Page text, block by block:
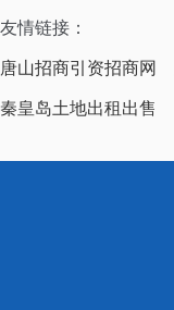
友情链接：
唐山招商引资招商网
秦皇岛土地出租出售